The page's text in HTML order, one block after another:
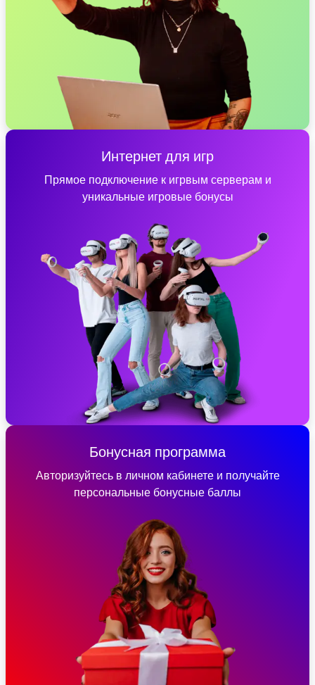
Интернет для игр
Прямое подключение к игрвым серверам и
уникальные игровые бонусы
Бонусная программа
Авторизуйтесь в личном кабинете и получайте
персональные бонусные баллы